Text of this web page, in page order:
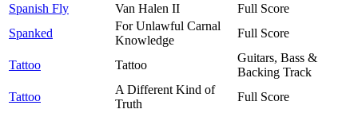
Spanish Fly
Van Halen II
Full Score
Spanked
For Unlawful Carnal
Knowledge
Full Score
Tattoo Tattoo
Guitars, Bass &
Backing Track
Tattoo
A Different Kind of
Truth
Full Score